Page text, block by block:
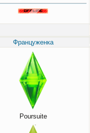
Француженка
Poursuite